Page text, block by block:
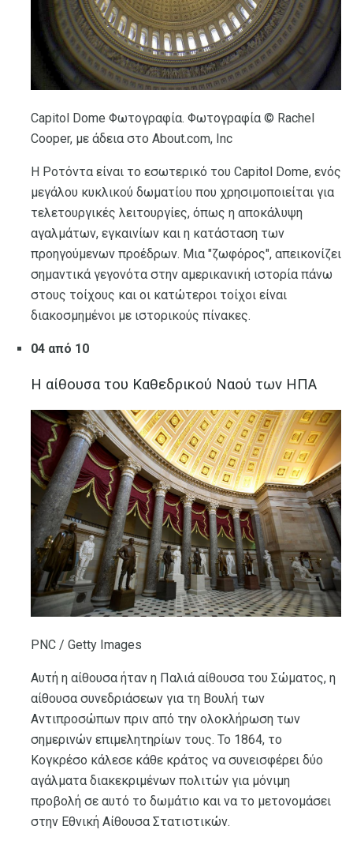
Capitol Dome Φωτογραφία. Φωτογραφία © Rachel
Cooper, με άδεια στο About.com, Inc
Η Ροτόντα είναι το εσωτερικό του Capitol Dome, ενός
μεγάλου κυκλικού δωματίου που χρησιμοποιείται για
τελετουργικές λειτουργίες, όπως η αποκάλυψη
αγαλμάτων, εγκαινίων και η κατάσταση των
προηγούμενων προέδρων. Μια "ζωφόρος", απεικονίζει
σημαντικά γεγονότα στην αμερικανική ιστορία πάνω
στους τοίχους και οι κατώτεροι τοίχοι είναι
διακοσμημένοι με ιστορικούς πίνακες.
04 από 10
Η αίθουσα του Καθεδρικού Ναού των ΗΠΑ
PNC / Getty Images
Αυτή η αίθουσα ήταν η Παλιά αίθουσα του Σώματος, η
αίθουσα συνεδριάσεων για τη Βουλή των
Αντιπροσώπων πριν από την ολοκλήρωση των
σημερινών επιμελητηρίων τους. Το 1864, το
Κογκρέσο κάλεσε κάθε κράτος να συνεισφέρει δύο
αγάλματα διακεκριμένων πολιτών για μόνιμη
προβολή σε αυτό το δωμάτιο και να το μετονομάσει
στην Εθνική Αίθουσα Στατιστικών.